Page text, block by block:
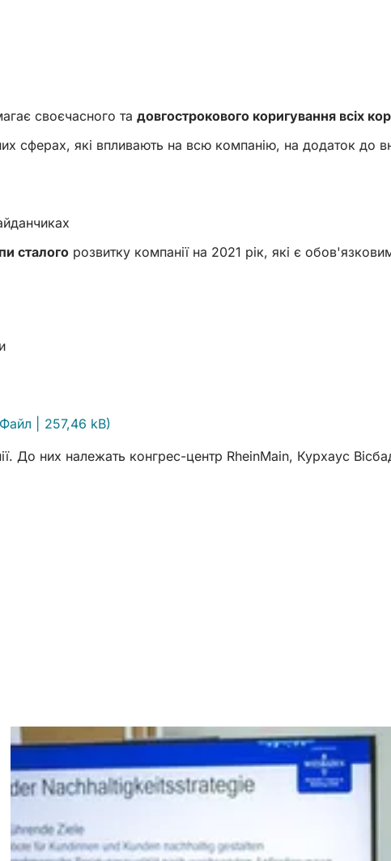
своєчасного та довгострокового коригування всіх
сферах, які впливають на всю компанію, на додаток до
сталого розвитку компанії на 2021 рік, які є
257,46 kB
До них належать конгрес-центр RheinMain, Курхаус